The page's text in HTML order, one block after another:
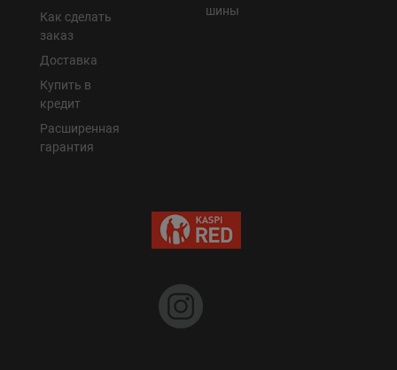
Как сделать
заказ
Доставка
Купить в
кредит
Расширенная
гарантия
шины